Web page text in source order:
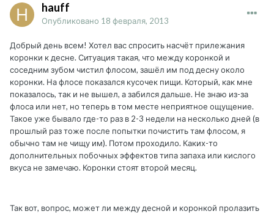
hauff
Опубликовано 18 февраля, 2013
Добрый день всем! Хотел вас спросить насчёт прилежания
коронки к десне. Ситуация такая, что между коронкой и
соседним зубом чистил флосом, зашёл им под десну около
коронки. На флосе показался кусочек пищи. Который, как мне
показалось, так и не вышел, а забился дальше. Не знаю из-за
флоса или нет, но теперь в том месте неприятное ощущение.
Такое уже бывало где-то раз в 2-3 недели на несколько дней (в
прошлый раз тоже после попытки почистить там флосом, я
обычно там не чищу им). Потом проходило. Каких-то
дополнительных побочных эффектов типа запаха или кислого
вкуса не замечаю. Коронки стоят второй месяц.
Так вот, вопрос, может ли между десной и коронкой пролазить